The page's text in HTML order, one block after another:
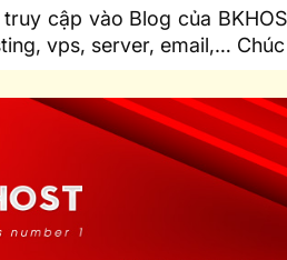
truy cập vào Blog của
, vps, server, email,…